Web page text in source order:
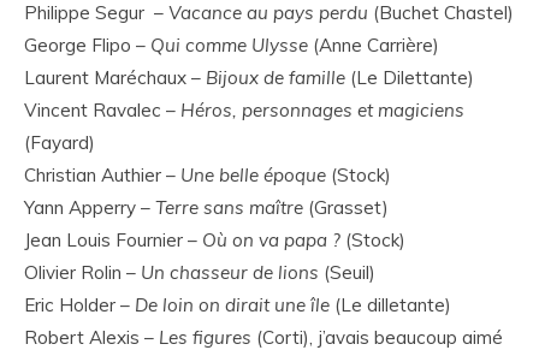
Philippe Segur – Vacance au pays perdu (Buchet Chastel)
George Flipo – Qui comme Ulysse (Anne Carrière)
Laurent Maréchaux – Bijoux de famille (Le Dilettante)
Vincent Ravalec – Héros, personnages et magiciens
(Fayard)
Christian Authier – Une belle époque (Stock)
Yann Apperry – Terre sans maître (Grasset)
Jean Louis Fournier – Où on va papa ? (Stock)
Olivier Rolin – Un chasseur de lions (Seuil)
Eric Holder – De loin on dirait une île (Le dilletante)
Robert Alexis – Les figures (Corti), j’avais beaucoup aimé